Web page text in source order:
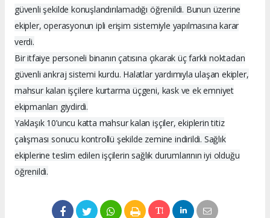
güvenli şekilde konuşlandırılamadığı öğrenildi. Bunun üzerine
ekipler, operasyonun ipli erişim sistemiyle yapılmasına karar
verdi.
Bir itfaiye personeli binanın çatısına çıkarak üç farklı noktadan
güvenli ankraj sistemi kurdu. Halatlar yardımıyla ulaşan ekipler,
mahsur kalan işçilere kurtarma üçgeni, kask ve ek emniyet
ekipmanları giydirdi.
Yaklaşık 10’uncu katta mahsur kalan işçiler, ekiplerin titiz
çalışması sonucu kontrollü şekilde zemine indirildi. Sağlık
ekiplerine teslim edilen işçilerin sağlık durumlarının iyi olduğu
öğrenildi.